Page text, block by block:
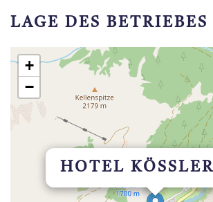
LAGE DES BETRIEBES
HOTEL
+
−